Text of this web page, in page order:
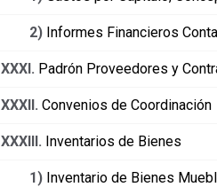
2) Informes Financieros
XXXI. Padrón Proveedores y
XXXII. Convenios de Coordinación
XXXIII. Inventarios de Bienes
1) Inventario de Bienes